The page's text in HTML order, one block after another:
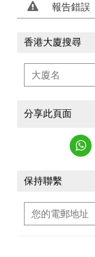
報告錯誤
香港大廈搜尋
分享此頁面
保持聯繫